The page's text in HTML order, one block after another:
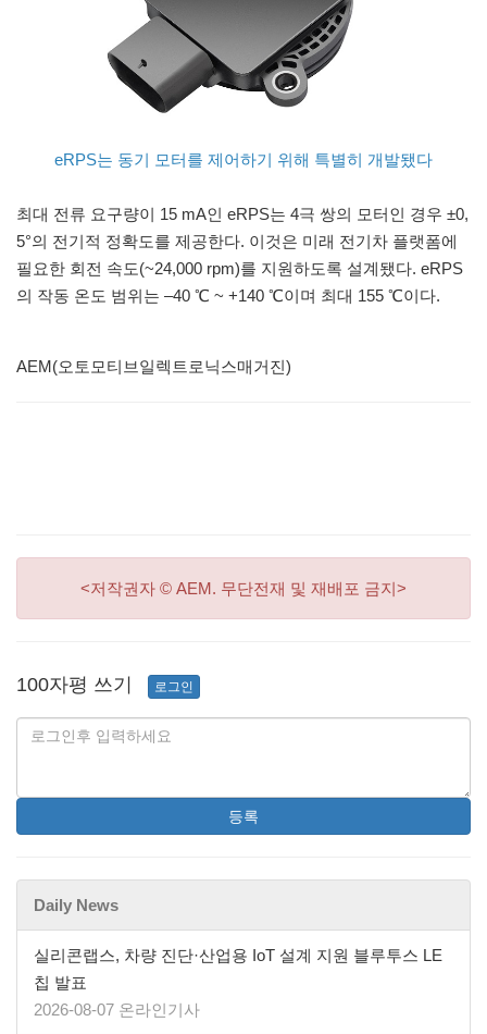
eRPS는 동기 모터를 제어하기 위해 특별히 개발됐다
최대 전류 요구량이 15 mA인 eRPS는 4극 쌍의 모터인 경우 ±0,
5°의 전기적 정확도를 제공한다. 이것은 미래 전기차 플랫폼에
필요한 회전 속도(~24,000 rpm)를 지원하도록 설계됐다. eRPS
의 작동 온도 범위는 –40 ℃ ~ +140 ℃이며 최대 155 ℃이다.
AEM(오토모티브일렉트로닉스매거진)
<저작권자 © AEM. 무단전재 및 재배포 금지>
100자평 쓰기 로그인
등록
Daily News
실리콘랩스, 차량 진단·산업용 IoT 설계 지원 블루투스 LE
칩 발표
2026-08-07 온라인기사